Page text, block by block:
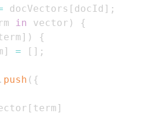
docVectors [ docId ] ;
in vector )
{
] )
{
] = [ ] ;
. push ( {
[ term ]